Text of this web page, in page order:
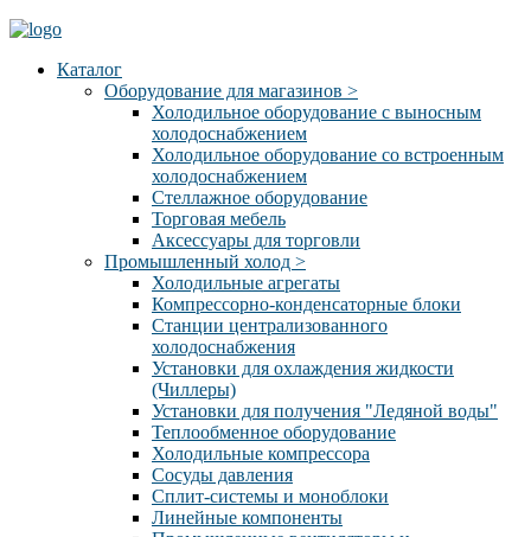
Каталог
Оборудование для магазинов >
Холодильное оборудование с выносным
холодоснабжением
Холодильное оборудование со встроенным
холодоснабжением
Стеллажное оборудование
Торговая мебель
Аксессуары для торговли
Промышленный холод >
Холодильные агрегаты
Компрессорно-конденсаторные блоки
Станции централизованного
холодоснабжения
Установки для охлаждения жидкости
(Чиллеры)
Установки для получения "Ледяной воды"
Теплообменное оборудование
Холодильные компрессора
Сосуды давления
Cплит-системы и моноблоки
Линейные компоненты